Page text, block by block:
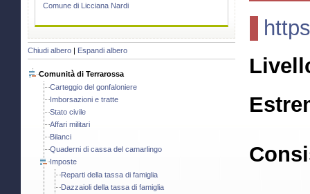
Comune di Licciana Nardi
Chiudi albero Espandi albero
Comunità di Terrarossa
Carteggio del gonfaloniere
Imborsazioni e tratte
Stato civile
Affari militari
Bilanci
Quaderni di cassa del camarlingo
Imposte
Reparti della tassa di famiglia
Dazzaioli della tassa di famiglia